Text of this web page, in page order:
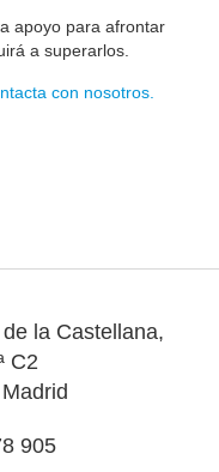
apoyo para afrontar
a superarlos.
con nosotros.
la Castellana,
C2
905